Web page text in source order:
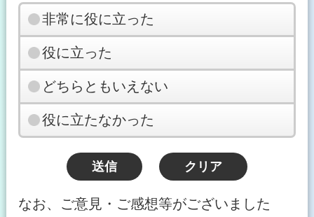
非常に役に立った
役に立った
どちらともいえない
役に立たなかった
なお、ご意見・ご感想等がございました